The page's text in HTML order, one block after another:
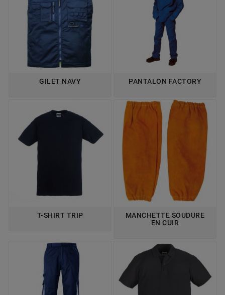
GILET NAVY PANTALON FACTORY
T-SHIRT TRIP
MANCHETTE SOUDURE
EN CUIR